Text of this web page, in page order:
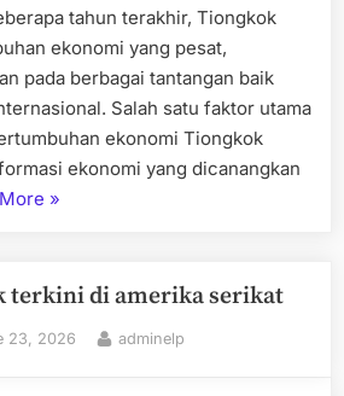
tahun terakhir, Tiongkok
ekonomi yang pesat,
pada berbagai tantangan baik
Salah satu faktor utama
ekonomi Tiongkok
ekonomi yang dicanangkan
“Perkembangan
di
Tantangan
»
di amerika serikat
23, 2026 By
adminelp